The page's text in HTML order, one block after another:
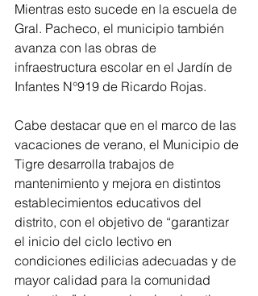
Mientras esto sucede en la escuela de
Gral. Pacheco, el municipio también
avanza con las obras de
infraestructura escolar en el Jardín de
Infantes N°919 de Ricardo Rojas.
Cabe destacar que en el marco de las
vacaciones de verano, el Municipio de
Tigre desarrolla trabajos de
mantenimiento y mejora en distintos
establecimientos educativos del
distrito, con el objetivo de “garantizar
el inicio del ciclo lectivo en
condiciones edilicias adecuadas y de
mayor calidad para la comunidad